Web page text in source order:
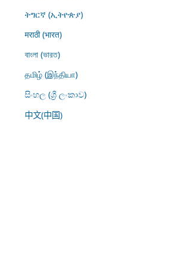
ትግርኛ (ኢትዮጵያ)
मराठी (भारत)
বাংলা (ভারত)
தமிழ் (இந்தியா)
සිංහල (ශ්‍රී ලංකාව)
中文(中国)